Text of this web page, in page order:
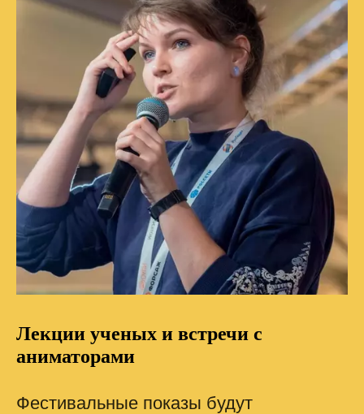
Лекции ученых и встречи с
аниматорами
Фестивальные показы будут